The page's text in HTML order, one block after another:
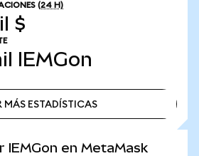
(24 H)
$
IEMGon
MÁS ESTADÍSTICAS
IEMGon en MetaMask